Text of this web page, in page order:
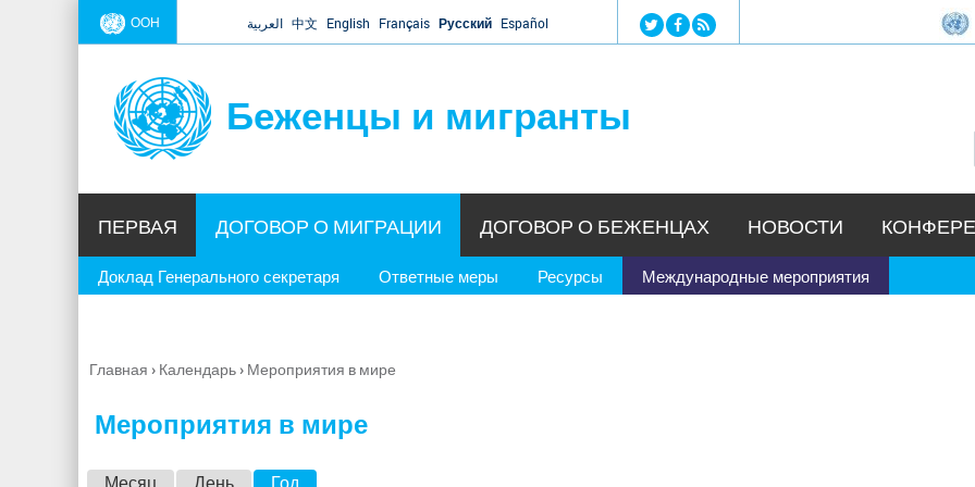
Jump to navigation
ООН العربية 中文 English Français Русский Español
Беженцы и мигранты
ПЕРВАЯ ДОГОВОР О МИГРАЦИИ
Доклад Генерального секретаря Ответные меры Ресурсы Международные мероприятия
ДОГОВОР О БЕЖЕНЦАХ НОВОСТИ
Вы
Главная › Календарь› Мероприятия в мире
Мероприятия в мире